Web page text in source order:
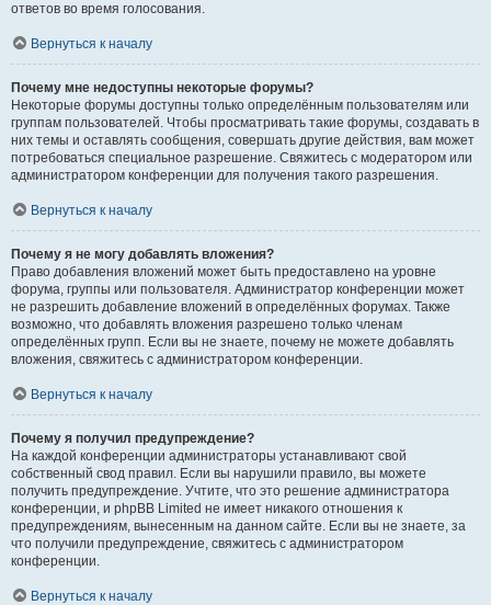
ответов во время голосования.
Вернуться к началу
Почему мне недоступны некоторые форумы?
Некоторые форумы доступны только определённым пользователям или
группам пользователей. Чтобы просматривать такие форумы, создавать в
них темы и оставлять сообщения, совершать другие действия, вам может
потребоваться специальное разрешение. Свяжитесь с модератором или
администратором конференции для получения такого разрешения.
Вернуться к началу
Почему я не могу добавлять вложения?
Право добавления вложений может быть предоставлено на уровне
форума, группы или пользователя. Администратор конференции может
не разрешить добавление вложений в определённых форумах. Также
возможно, что добавлять вложения разрешено только членам
определённых групп. Если вы не знаете, почему не можете добавлять
вложения, свяжитесь с администратором конференции.
Вернуться к началу
Почему я получил предупреждение?
На каждой конференции администраторы устанавливают свой
собственный свод правил. Если вы нарушили правило, вы можете
получить предупреждение. Учтите, что это решение администратора
конференции, и phpBB Limited не имеет никакого отношения к
предупреждениям, вынесенным на данном сайте. Если вы не знаете, за
что получили предупреждение, свяжитесь с администратором
конференции.
Вернуться к началу